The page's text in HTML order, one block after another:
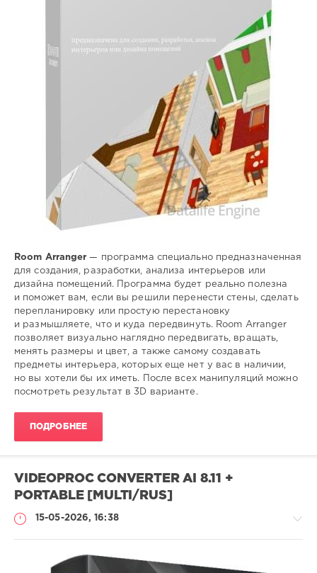
помещений,
интерьеров
Room Arranger — программа специально предназначенная
для создания, разработки, анализа интерьеров или
дизайна помещений. Программа будет реально полезна
и поможет вам, если вы решили перенести стены, сделать
перепланировку или простую перестановку
и размышляете, что и куда передвинуть. Room Arranger
позволяет визуально наглядно передвигать, вращать,
менять размеры и цвет, а также самому создавать
предметы интерьера, которых еще нет у вас в наличии,
но вы хотели бы их иметь. После всех манипуляций можно
посмотреть результат в 3D варианте.
ПОДРОБНЕЕ
VIDEOPROC CONVERTER AI 8.11 +
PORTABLE [MULTI/RUS]
15-05-2026, 16:38